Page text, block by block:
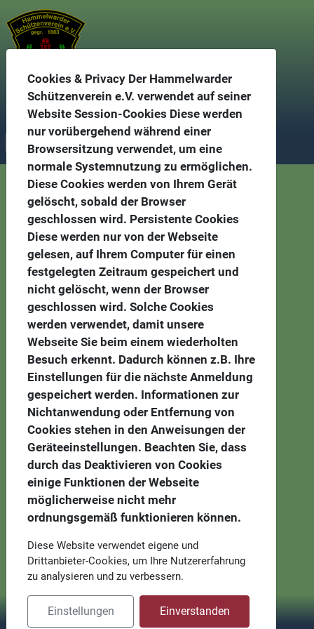
Hammelwarder Schützenverein gegr. 1883
Cookies & Privacy Der Hammelwarder
Schützenverein e.V. verwendet auf seiner
Website Session-Cookies Diese werden
nur vorübergehend während einer
Browsersitzung verwendet, um eine
normale Systemnutzung zu ermöglichen.
Diese Cookies werden von Ihrem Gerät
gelöscht, sobald der Browser
geschlossen wird. Persistente Cookies
Diese werden nur von der Webseite
gelesen, auf Ihrem Computer für einen
festgelegten Zeitraum gespeichert und
nicht gelöscht, wenn der Browser
geschlossen wird. Solche Cookies
werden verwendet, damit unsere
Webseite Sie beim einem wiederholten
Besuch erkennt. Dadurch können z.B. Ihre
Einstellungen für die nächste Anmeldung
gespeichert werden. Informationen zur
Nichtanwendung oder Entfernung von
Cookies stehen in den Anweisungen der
Geräteeinstellungen. Beachten Sie, dass
durch das Deaktivieren von Cookies
einige Funktionen der Webseite
möglicherweise nicht mehr
ordnungsgemäß funktionieren können.
Diese Website verwendet eigene und
Drittanbieter-Cookies, um Ihre Nutzererfahrung
zu analysieren und zu verbessern.
Einstellungen Einverstanden
Anfahrt